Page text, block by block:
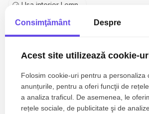
Usa interior Lemn
Boxa la subsol
Apometre
Contor gaz
Consimţământ Despre
Acest site utilizează cookie-
Folosim cookie-uri pentru a personaliza
anunțurile, pentru a oferi funcţii de
a analiza traficul. De asemenea, le
rețele sociale, de publicitate şi de